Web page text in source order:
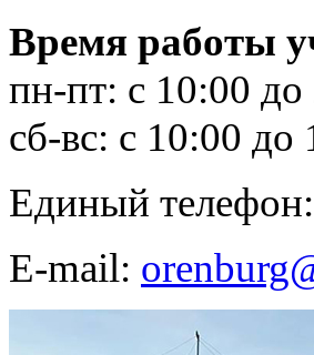
Время работы
пн-пт: с 10:00 до
сб-вс: с 10:00 до
Единый телефон:
E-mail: